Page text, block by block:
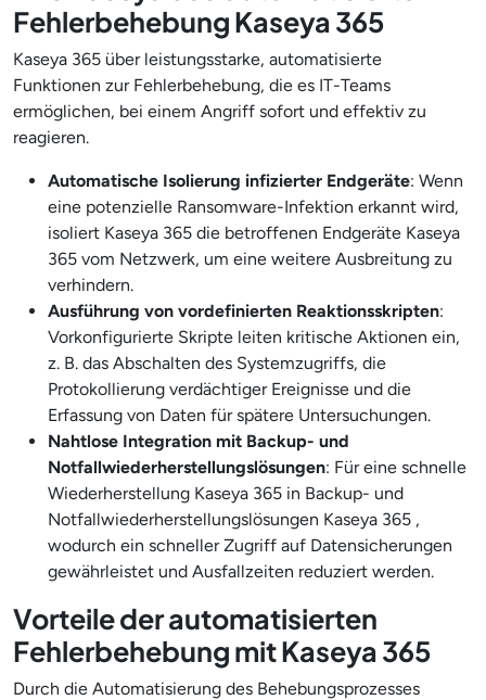
Fehlerbehebung Kaseya 365
Kaseya 365 über leistungsstarke, automatisierte
Funktionen zur Fehlerbehebung, die es IT-Teams
ermöglichen, bei einem Angriff sofort und effektiv zu
reagieren.
Automatische Isolierung infizierter Endgeräte: Wenn
eine potenzielle Ransomware-Infektion erkannt wird,
isoliert Kaseya 365 die betroffenen Endgeräte Kaseya
365 vom Netzwerk, um eine weitere Ausbreitung zu
verhindern.
Ausführung von vordefinierten Reaktionsskripten:
Vorkonfigurierte Skripte leiten kritische Aktionen ein,
z. B. das Abschalten des Systemzugriffs, die
Protokollierung verdächtiger Ereignisse und die
Erfassung von Daten für spätere Untersuchungen.
Nahtlose Integration mit Backup- und
Notfallwiederherstellungslösungen: Für eine schnelle
Wiederherstellung Kaseya 365 in Backup- und
Notfallwiederherstellungslösungen Kaseya 365 ,
wodurch ein schneller Zugriff auf Datensicherungen
gewährleistet und Ausfallzeiten reduziert werden.
Vorteile der automatisierten
Fehlerbehebung mit Kaseya 365
Durch die Automatisierung des Behebungsprozesses